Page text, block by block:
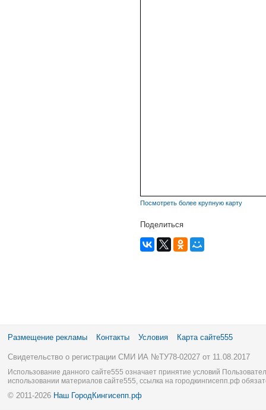
Посмотреть более крупную карту
Поделиться
Размещение рекламы Контакты Условия Карта сайте555
Свидетельство о регистрации СМИ ИА №ТУ78-02027 от 11.08.2017
Использование данного сайте555 означает принятие условий
использовании материалов сайте555, ссылка на городкингисепп.рф
© 2011-2026 Наш ГородКингисепп.рф